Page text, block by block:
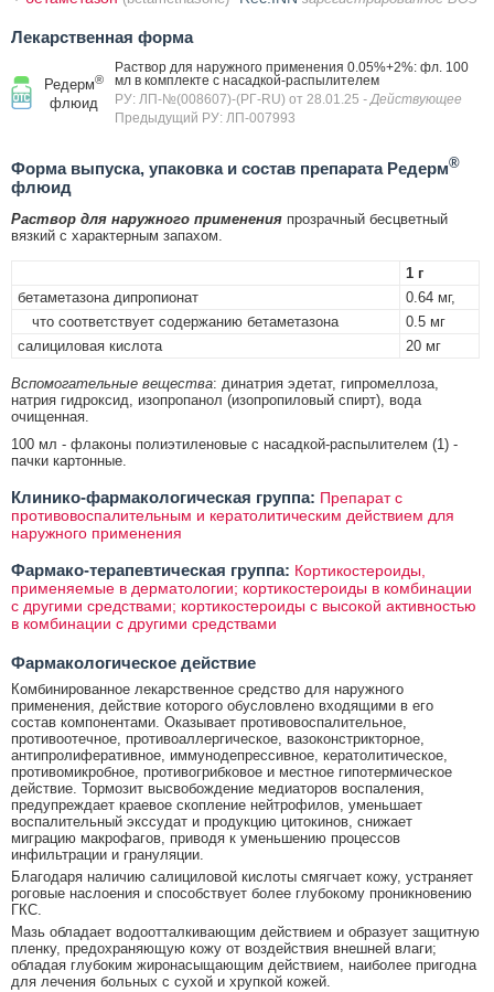
Лекарственная форма
Редерм®
флюид
Раствор для наружного применения 0.05%+2%: фл. 100
мл в комплекте с насадкой-распылителем
РУ: ЛП-№(008607)-(РГ-RU) от 28.01.25 - Действующее
Предыдущий РУ: ЛП-007993
Форма выпуска, упаковка и состав препарата Редерм®
флюид
Раствор для наружного применения прозрачный бесцветный
вязкий с характерным запахом.
1 г
бетаметазона дипропионат
0.64 мг,
что соответствует содержанию бетаметазона
0.5 мг
салициловая кислота
20 мг
Вспомогательные вещества: динатрия эдетат, гипромеллоза,
натрия гидроксид, изопропанол (изопропиловый спирт), вода
очищенная.
100 мл - флаконы полиэтиленовые с насадкой-распылителем (1) -
пачки картонные.
Клинико-фармакологическая группа: Препарат с
противовоспалительным и кератолитическим действием для
наружного применения
Фармако-терапевтическая группа: Кортикостероиды,
применяемые в дерматологии; кортикостероиды в комбинации
с другими средствами; кортикостероиды с высокой активностью
в комбинации с другими средствами
Фармакологическое действие
Комбинированное лекарственное средство для наружного
применения, действие которого обусловлено входящими в его
состав компонентами. Оказывает противовоспалительное,
противоотечное, противоаллергическое, вазоконстрикторное,
антипролиферативное, иммунодепрессивное, кератолитическое,
противомикробное, противогрибковое и местное гипотермическое
действие. Тормозит высвобождение медиаторов воспаления,
предупреждает краевое скопление нейтрофилов, уменьшает
воспалительный экссудат и продукцию цитокинов, снижает
миграцию макрофагов, приводя к уменьшению процессов
инфильтрации и грануляции.
Благодаря наличию салициловой кислоты смягчает кожу, устраняет
роговые наслоения и способствует более глубокому проникновению
ГКС.
Мазь обладает водоотталкивающим действием и образует защитную
пленку, предохраняющую кожу от воздействия внешней влаги;
обладая глубоким жиронасыщающим действием, наиболее пригодна
для лечения больных с сухой и хрупкой кожей.